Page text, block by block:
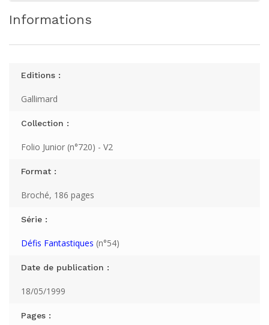
Informations
Editions :
Gallimard
Collection :
Folio Junior (n°720) - V2
Format :
Broché, 186 pages
Série :
Défis Fantastiques (n°54)
Date de publication :
18/05/1999
Pages :